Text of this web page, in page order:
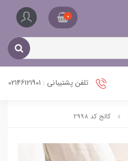
0
تلفن پشتیبانی : 02146121901
کالج کد 2998